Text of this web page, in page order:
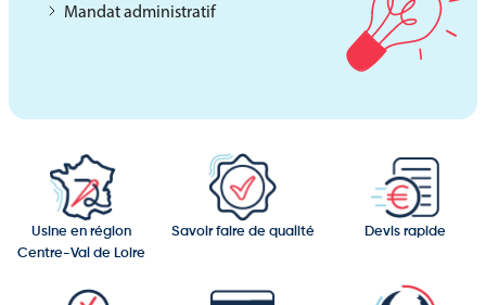
Mandat administratif
Usine en région
Centre-Val de Loire
Savoir faire de qualité Devis rapide